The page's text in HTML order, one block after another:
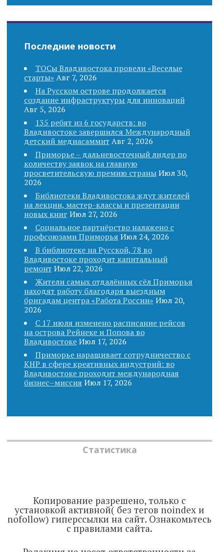
i
Последние новости
ТОСы Владивостока провели «Веселые
старты» Авг 7, 2026
На Русском острове продолжается
создание инфраструктуры для инноваций
Авг 5, 2026
135 ребят из 6 государств: во
Владивостоке завершился Международный
детский медиасаммит Авг 2, 2026
Приморье – дальневосточный лидер по
количеству заявок на главную
просветительскую премию страныИюл 30,
2026
Библиотеки Владивостока ждут жителей
на лекции, мастер-классы и презентации
новых книг Июл 27, 2026
Социальное партнёрство налажено с
профсоюзами Приморья Июл 24, 2026
В библиотеке на Русской, 78 во
Владивостоке проходит капитальный
ремонт Июл 22, 2026
Жители самых отдалённых сёл Приморья
находят работу благодаря выездным
бригадам центра «Работа России» Июл 20,
2026
С 17 июля изменено расписание рейсов
на острова Рейнеке и Попова во
ВладивостокеИюл 17, 2026
Приморье наращивает сотрудничество с
КНР в сфере креативных индустрий: во
Владивостоке проходит международная
бизнес–миссия Июл 17, 2026
Статистика
Копирование разрешено, только с
установкой активной( без тегов noindex и
nofollow) гиперссылки на сайт. Ознакомьтесь
с правилами сайта.